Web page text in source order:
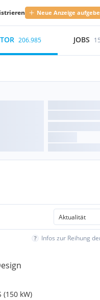
Neue Anzeige
206.985 JOBS
Infos zur Reihung
(150 kW)